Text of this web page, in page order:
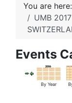
You are here:
UMB
Events
By Year